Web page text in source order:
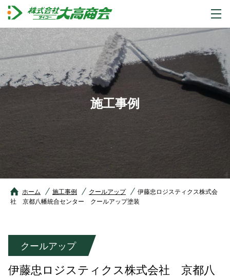
施工事例
ホーム 施工事例 クールアップ
伊藤忠ロジスティクス株式会
社 京都八幡統合センター クールアップ塗装
クールアップ
伊藤忠ロジスティクス株式会社 京都八